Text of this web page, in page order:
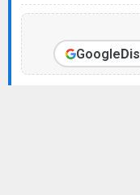
Google